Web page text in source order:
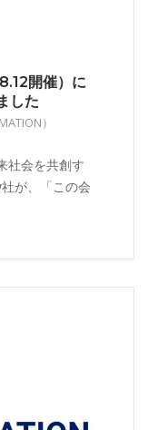
開催）に
した
）
社会を共創す
が、「この会